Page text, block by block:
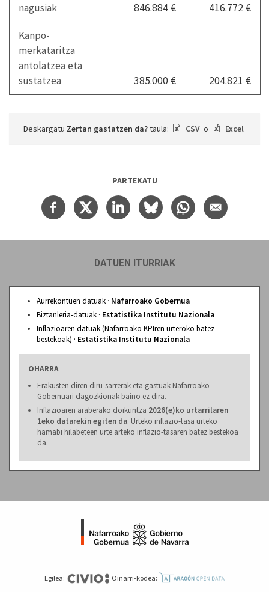
nagusiak
846.884 € 416.772 €
Kanpo-
merkataritza
antolatzea eta
sustatzea
385.000 € 204.821 €
Deskargatu Zertan gastatzen da?taula: CSV o Excel
PARTEKATU
DATUEN ITURRIAK
Aurrekontuen datuak · Nafarroako Gobernua
Biztanleria-datuak · Estatistika Institutu Nazionala
Inflazioaren datuak (Nafarroako KPIren urteroko batez
bestekoak) · Estatistika Institutu Nazionala
OHARRA
Erakusten diren diru-sarrerak eta gastuak Nafarroako
Gobernuari dagozkionak baino ez dira.
Inflazioaren araberako doikuntza 2026(e)ko urtarrilaren
1eko datarekin egiten da. Urteko inflazio-tasa urteko
hamabi hilabeteen urte arteko inflazio-tasaren batez bestekoa
da.
Egilea: Oinarri-kodea: